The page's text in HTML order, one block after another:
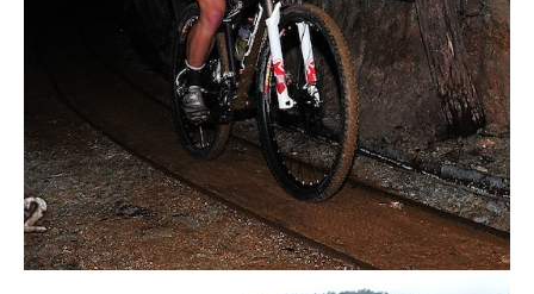
Tendances
Tous nos articles
À propos